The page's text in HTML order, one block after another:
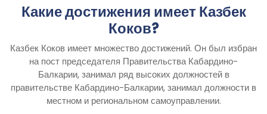
Какие достижения имеет Казбек
Коков?
Казбек Коков имеет множество достижений. Он был избран
на пост председателя Правительства Кабардино-
Балкарии, занимал ряд высоких должностей в
правительстве Кабардино-Балкарии, занимал должности в
местном и региональном самоуправлении.